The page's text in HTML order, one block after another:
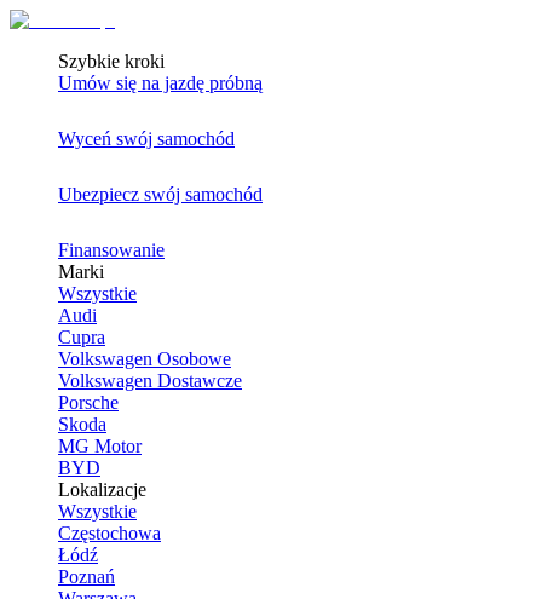
Szybkie kroki
Umów się na jazdę próbną
Wyceń swój samochód
Ubezpiecz swój samochód
Finansowanie
Marki
Wszystkie
Audi
Cupra
Volkswagen Osobowe
Volkswagen Dostawcze
Porsche
Skoda
MG Motor
BYD
Lokalizacje
Wszystkie
Częstochowa
Łódź
Poznań